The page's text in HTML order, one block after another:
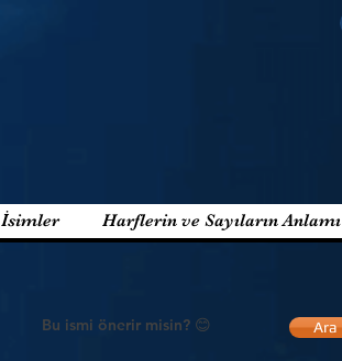
İsimler Harflerin ve Sayıların Anlamı
Bu ismi önerir misin? 😊 Ara